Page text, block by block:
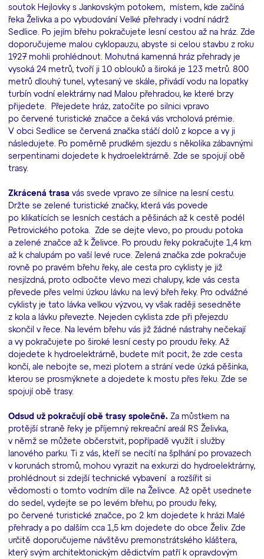
soutok Hejlovky s Jankovským potokem, místem, kde začíná
řeka Želivka a po vybudování Velké přehrady i vodní nádrž
Sedlice. Po jejím břehu pokračujete lesní cestou až na hráz. Zde
doporučujeme malou cyklopauzu, abyste si celou stavbu z roku
1927 mohli prohlédnout. Mohutná kamenná hráz přehrady je
vysoká 24 metrů, tvoří ji 10 oblouků a široká je 123 metrů. 800
metrů dlouhý tunel, vytesaný ve skále, přivádí vodu na lopatky
turbín vodní elektrárny nad Malou přehradou, ke které brzy
přijedete. Přejedete hráz, zatočíte po silnici vpravo
po červené turistické značce a čeká vás vrcholová prémie.
V obci Sedlice se červená značka stáčí dolů z kopce a vy ji
následujete. Po poměrně prudkém sjezdu s několika zábavnými
serpentinami dojedete k hydroelektrárně. Zde se spojují obě
trasy.
Zkrácená trasavás svede vpravo ze silnice na lesní cestu.
Držte se zelené turistické značky, která vás povede
po klikatících se lesních cestách a pěšinách až k cestě podél
Petrovického potoka. Zde se dejte vlevo, po proudu potoka
a zelené značce až k Želivce. Po proudu řeky pokračujte 1,4 km
až k chalupám po vaší levé ruce. Zelená značka zde pokračuje
rovně po pravém břehu řeky, ale cesta pro cyklisty je již
nesjízdná, proto odbočte vlevo mezi chalupy, kde vás cesta
převede přes velmi úzkou lávku na levý břeh řeky. Pro odvážné
cyklisty je tato lávka velkou výzvou, vy však raději sesedněte
z kola a lávku převezte. Nejeden cyklista zde při přejezdu
skončil v řece. Na levém břehu vás již žádné nástrahy nečekají
a vy pokračujete po široké lesní cesty po proudu řeky. Až
dojedete k hydroelektrárně, budete mít pocit, že zde cesta
končí, ale nebojte se, mezi plotem a strání vede úzká pěšinka,
kterou se prosmýknete a dojedete k mostu přes řeku. Zde se
spojují obě trasy.
Odsud už pokračují obě trasy společně.Za můstkem na
protější straně řeky je příjemný rekreační areál RS Želivka,
v němž se můžete občerstvit, popřípadě využít i služby
lanového parku. Ti z vás, kteří se necítí na šplhání po provazech
v korunách stromů, mohou vyrazit na exkurzi do hydroelektrárny,
prohlédnout si zdejší technické vybavení a rozšířit si
vědomosti o tomto vodním díle na Želivce. Až opět usednete
do sedel, vydejte se po levém břehu, po proudu řeky,
po červené turistické značce, po 2 km dojedete k hrázi Malé
přehrady a po dalším cca 1,5 km dojedete do obce Želiv. Zde
určitě doporučujeme návštěvu premonstrátského kláštera,
který svým architektonickým dědictvím patří k opravdovým